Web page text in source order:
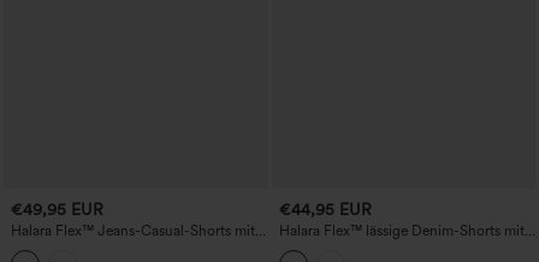
€49,95 EUR
Halara Flex™ Jeans-Casual-Shorts mit
mittelhohem Bund, 7'' mit Taschen
€44,95 EUR
Halara Flex™ lässige Denim-Shorts mit
hohem Bund und Bauchkontrolle, 7'' mit